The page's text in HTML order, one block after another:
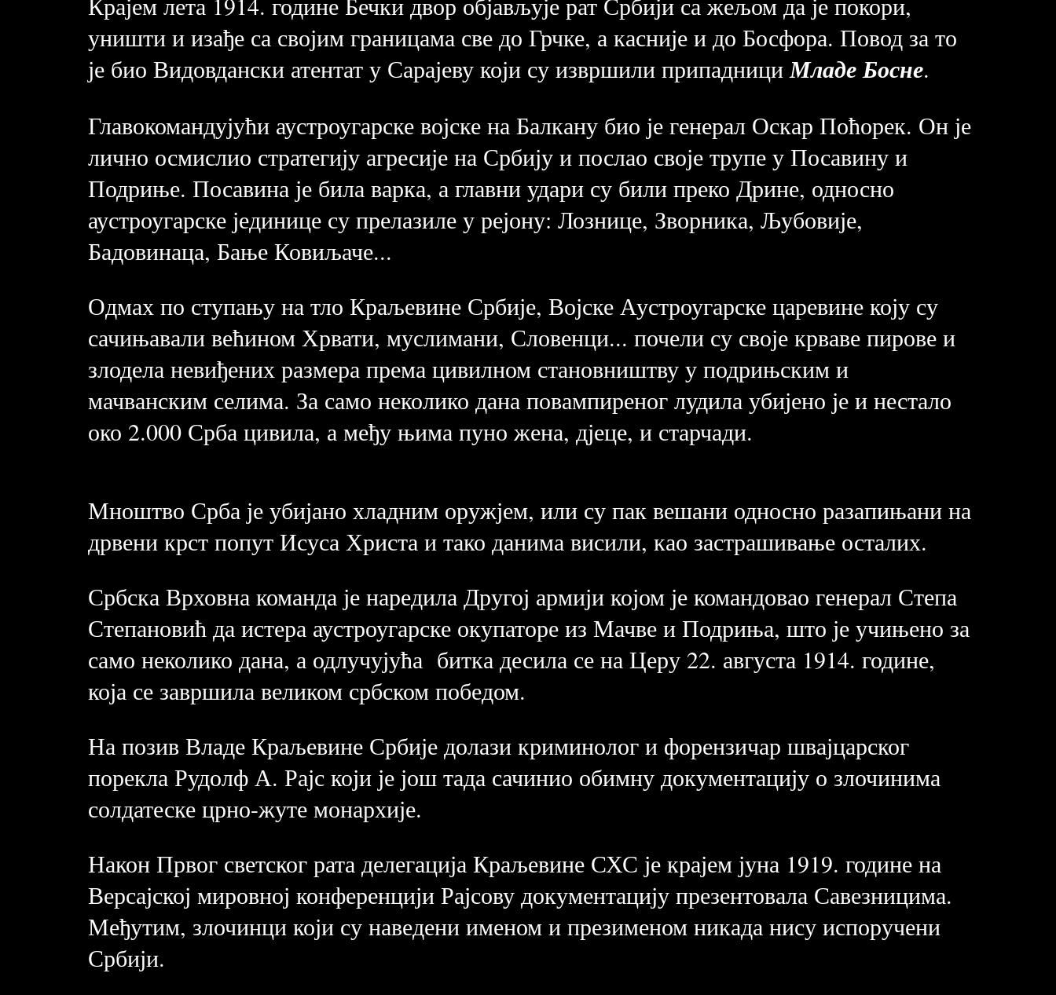
уништи и изађе са својим границама све до Грчке, а касније и до Босфора. Повод за то
је био Видовдански атентат у Сарајеву који су извршили припаднициМладе Босне.
Главокомандујући аустроугарске војске на Балкану био је генерал Оскар Поћорек. Он је
лично осмислио стратегију агресије на Србију и послао своје трупе у Посавину и
Подриње. Посавина је била варка, а главни удари су били преко Дрине, односно
аустроугарске јединице су прелазиле у рејону: Лознице, Зворника, Љубовије,
Бадовинаца, Бање Ковиљаче...
Одмах по ступању на тло Краљевине Србије, Војске Аустроугарске царевине коју су
сачињавали већином Хрвати, муслимани, Словенци... почели су своје крваве пирове и
злодела невиђених размера према цивилном становништву у подрињским и
мачванским селима. За само неколико дана повампиреног лудила убијено је и нестало
око 2.000 Срба цивила, а међу њима пуно жена, дјеце, и старчади.
Мноштво Срба је убијано хладним оружјем, или су пак вешани односно разапињани на
дрвени крст попут Исуса Христа и тако данима висили, као застрашивање осталих.
Србска Врховна команда је наредила Другој армији којом је командовао генерал Степа
Степановић да истера аустроугарске окупаторе из Мачве и Подриња, што је учињено за
само неколико дана, а одлучујућа битка десила се на Церу 22. августа 1914. године,
која се завршила великом србском победом.
На позив Владе Краљевине Србије долази криминолог и форензичар швајцарског
порекла Рудолф А. Рајс који је још тада сачинио обимну документацију о злочинима
солдатеске црно-жуте монархије.
Након Првог светског рата делегација Краљевине СХС је крајем јуна 1919. године на
Версајској мировној конференцији Рајсову документацију презентовала Савезницима.
Међутим, злочинци који су наведени именом и презименом никада нису испоручени
Србији.